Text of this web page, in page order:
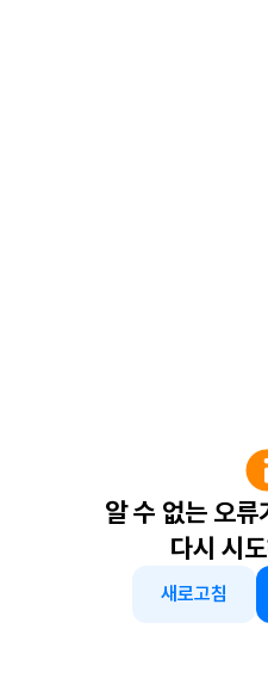
알 수 없는 오
다시 시
새로고침